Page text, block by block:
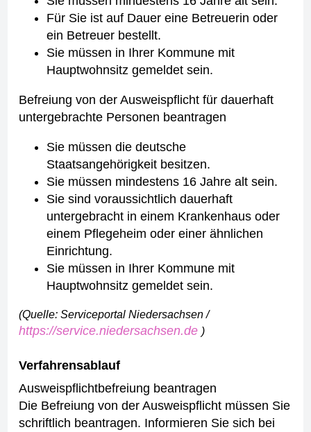
Für Sie ist auf Dauer eine Betreuerin oder
ein Betreuer bestellt.
Sie müssen in Ihrer Kommune mit
Hauptwohnsitz gemeldet sein.
Befreiung von der Ausweispflicht für dauerhaft
untergebrachte Personen beantragen
Sie müssen die deutsche
Staatsangehörigkeit besitzen.
Sie müssen mindestens 16 Jahre alt sein.
Sie sind voraussichtlich dauerhaft
untergebracht in einem Krankenhaus oder
einem Pflegeheim oder einer ähnlichen
Einrichtung.
Sie müssen in Ihrer Kommune mit
Hauptwohnsitz gemeldet sein.
(Quelle: Serviceportal Niedersachsen /
https://service.niedersachsen.de )
Verfahrensablauf
Ausweispflichtbefreiung beantragen
Die Befreiung von der Ausweispflicht müssen Sie
schriftlich beantragen. Informieren Sie sich bei